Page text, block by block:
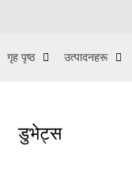
गृह पृष्ठ उत्पादनहरू
डुभेट्स